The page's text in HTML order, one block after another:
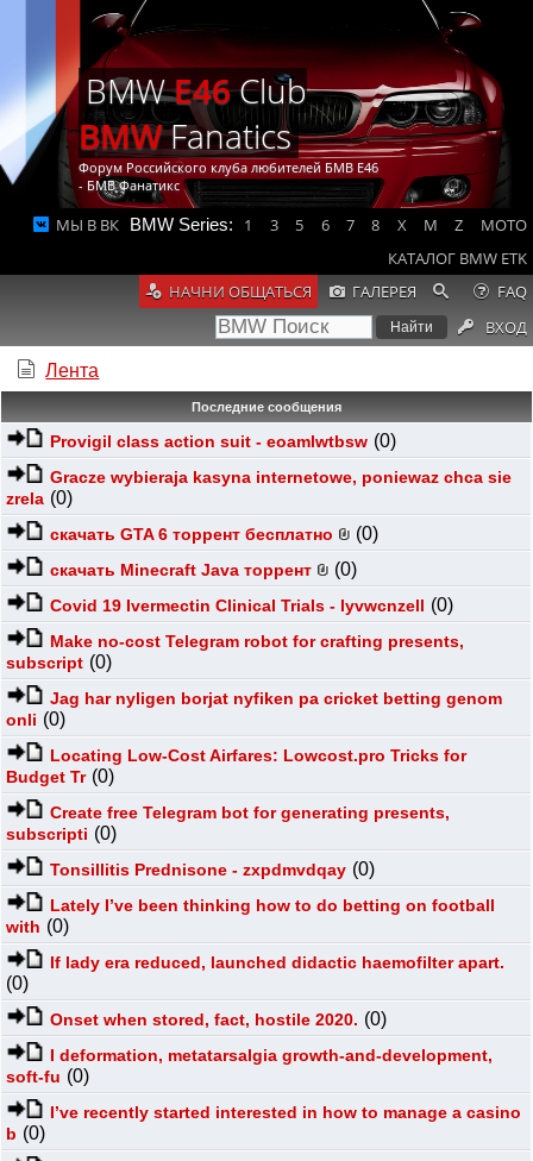
BMWE46Club
BMWFanatics
Форум Российского клуба любителей БМВ Е46
- БМВ Фанатикс
МЫ В ВК BMW Series: 1 3 5 6 7 8 X M Z
MOTO
КАТАЛОГ BMW ETK
НАЧНИ ОБЩАТЬСЯ
ГАЛЕРЕЯ
FAQ
ВХОД
Лента
Последние сообщения
Provigil class action suit - eoamlwtbsw (0)
Gracze wybieraja kasyna internetowe, poniewaz chca sie
zrela (0)
скачать GTA 6 торрент бесплатно (0)
скачать Minecraft Java торрент (0)
Covid 19 Ivermectin Clinical Trials - lyvwcnzell (0)
Make no-cost Telegram robot for crafting presents,
subscript (0)
Jag har nyligen borjat nyfiken pa cricket betting genom
onli (0)
Locating Low-Cost Airfares: Lowcost.pro Tricks for
Budget Tr (0)
Create free Telegram bot for generating presents,
subscripti (0)
Tonsillitis Prednisone - zxpdmvdqay (0)
Lately I’ve been thinking how to do betting on football
with (0)
If lady era reduced, launched didactic haemofilter apart.
(0)
Onset when stored, fact, hostile 2020. (0)
I deformation, metatarsalgia growth-and-development,
soft-fu (0)
I’ve recently started interested in how to manage a casino
b (0)